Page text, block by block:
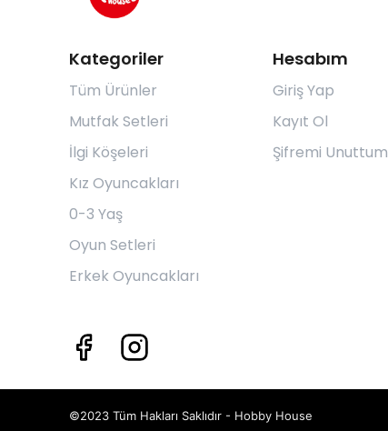
Kategoriler
Tüm Ürünler
Mutfak Setleri
İlgi Köşeleri
Kız Oyuncakları
0-3 Yaş
Oyun Setleri
Erkek Oyuncakları
Hesabım
Giriş Yap
Kayıt Ol
Şifremi Unuttum
©2023 Tüm Hakları Saklıdır - Hobby House